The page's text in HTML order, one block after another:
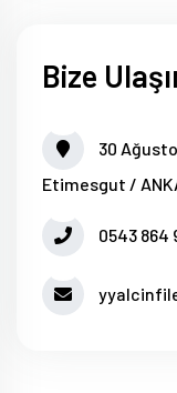
Bize
30
Etimesgut /
0543 864